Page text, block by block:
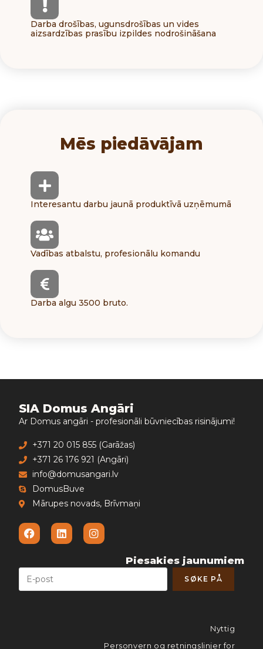
Darba drošības, ugunsdrošības un vides
aizsardzības prasību izpildes nodrošināšana
Mēs piedāvājam
Interesantu darbu jaunā produktīvā uzņēmumā
Vadības atbalstu, profesionālu komandu
Darba algu 3500 bruto.
SIA Domus Angāri
Ar Domus angāri - profesionāli būvniecības risinājumi!
+371 20 015 855 (Garāžas)
+371 26 176 921 (Angāri)
info@domusangari.lv
DomusBuve
Mārupes novads, Brīvmaņi
Piesakies jaunumiem
Nyttig
Personvern og retningslinjer for